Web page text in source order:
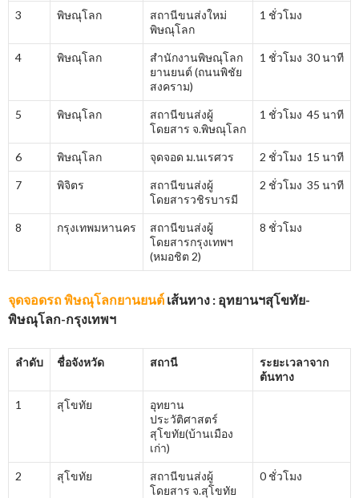
3 พิษณุโลก
สถานีขนส่งใหม่
พิษณุโลก
1 ชั่วโมง
4 พิษณุโลก
สำนักงานพิษณุโลก
ยานยนต์ (ถนนพิชัย
สงคราม)
1 ชั่วโมง 30 นาที
5 พิษณุโลก
สถานีขนส่งผู้
โดยสาร จ.พิษณุโลก
1 ชั่วโมง 45 นาที
6 พิษณุโลก จุดจอด ม.นเรศวร 2 ชั่วโมง 15 นาที
7 พิจิตร
สถานีขนส่งผู้
โดยสารวชิรบารมี
2 ชั่วโมง 35 นาที
8 กรุงเทพมหานคร
สถานีขนส่งผู้
โดยสารกรุงเทพฯ
(หมอชิต 2)
8 ชั่วโมง
จุดจอดรถ พิษณุโลกยานยนต์ เส้นทาง : อุทยานฯสุโขทัย-
พิษณุโลก-กรุงเทพฯ
ลำดับ ชื่อจังหวัด สถานี
ระยะเวลาจาก
ต้นทาง
1 สุโขทัย
อุทยาน
ประวัติศาสตร์
สุโขทัย(บ้านเมือง
เก่า)
2 สุโขทัย
สถานีขนส่งผู้
โดยสาร จ.สุโขทัย
0 ชั่วโมง